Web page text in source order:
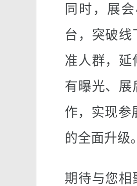
同时，展
台，突破
准人群，
有曝光、展
作，实现参
的全面升级
期待与您相